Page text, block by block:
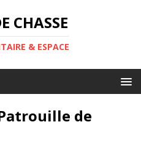
CHASSE
& ESPACE
de